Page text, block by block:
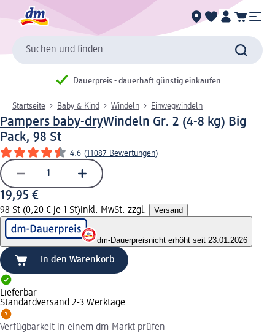
Suchen und finden
Dauerpreis - dauerhaft günstig einkaufen
Startseite Baby & Kind Windeln Einwegwindeln
Pampers baby-dryWindeln Gr. 2 (4-8 kg) Big
Pack, 98 St
4.6 (11087 Bewertungen)
19,95 €
98 St (0,20 € je 1 St)inkl. MwSt. zzgl. Versand
dm-Dauerpreisnicht erhöht seit 23.01.2026
In den Warenkorb
Lieferbar
Standardversand 2-3 Werktage
Verfügbarkeit in einem dm-Markt prüfen